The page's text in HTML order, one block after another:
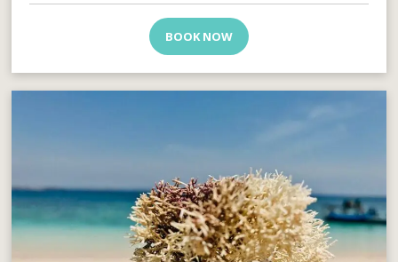
BOOK NOW